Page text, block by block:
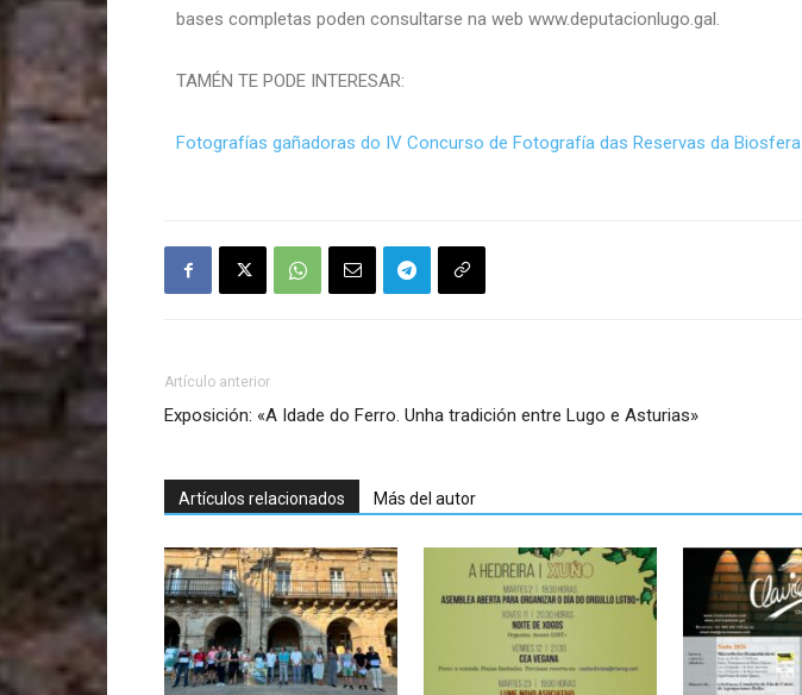
bases completas poden consultarse na web www.deputacionlugo.gal.
TAMÉN TE PODE INTERESAR:
Fotografías gañadoras do IV Concurso de Fotografía das Reservas da Biosfera
Artículo anterior
Exposición: «A Idade do Ferro. Unha tradición entre Lugo e Asturias»
Artículos relacionados Más del autor